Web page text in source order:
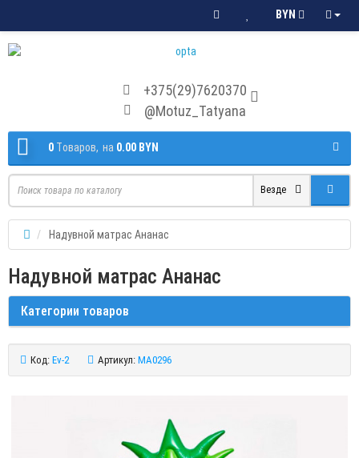
BYN
+375(29)7620370
@Motuz_Tatyana
0 Tоваров, на 0.00 BYN
Везде
Надувной матрас Ананас
Надувной матрас Ананас
Категории товаров
Код: Ev-2 Артикул: MA0296